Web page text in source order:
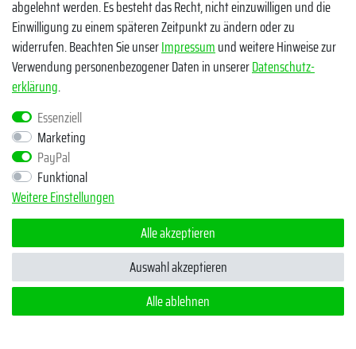
Facebook
Instagram
TikTok
Zahlungsmethoden
Egal ob Barsch, Hecht, Zander und Co. - Riverfighters ist der
Shop für Raubfischangler - Von Anglern für Angler
* Alle Preise inklusive MwSt. zzgl. Versandkosten
abgelehnt werden. Es besteht das Recht, nicht einzuwilligen und die
Einwilligung zu einem späteren Zeitpunkt zu ändern oder zu
widerrufen. Beachten Sie unserImpressumund weitere Hinweise zur
Verwendung personenbezogener Daten in unsererDaten­schutz­
erklärung.
Essenziell
Marketing
PayPal
Funktional
Weitere Einstellungen
Alle akzeptieren
Alle ablehnen
Auswahl akzeptieren